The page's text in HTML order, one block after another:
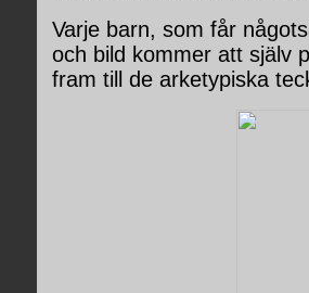
Varje barn, som får
och bild kommer att själv
fram till de arketypiska